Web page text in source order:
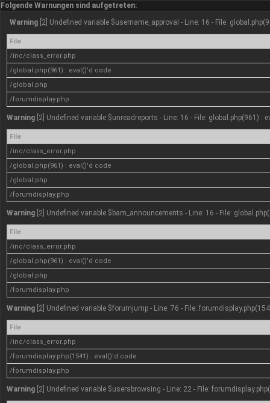
Folgende Warnungen sind aufgetreten:
Warning [2] Undefined variable $username_approval - Line: 16 - File:
File
/inc/class_error.php
/global.php(961) : eval()'d code
/global.php
/forumdisplay.php
Warning [2] Undefined variable $unreadreports - Line: 16 - File: global.php(961) :
File
/inc/class_error.php
/global.php(961) : eval()'d code
/global.php
/forumdisplay.php
Warning [2] Undefined variable $bam_announcements - Line: 16 - File:
File
/inc/class_error.php
/global.php(961) : eval()'d code
/global.php
/forumdisplay.php
Warning [2] Undefined variable $forumjump - Line: 76 - File:
File
/inc/class_error.php
/forumdisplay.php(1541) : eval()'d code
/forumdisplay.php
Warning [2] Undefined variable $usersbrowsing - Line: 22 - File: